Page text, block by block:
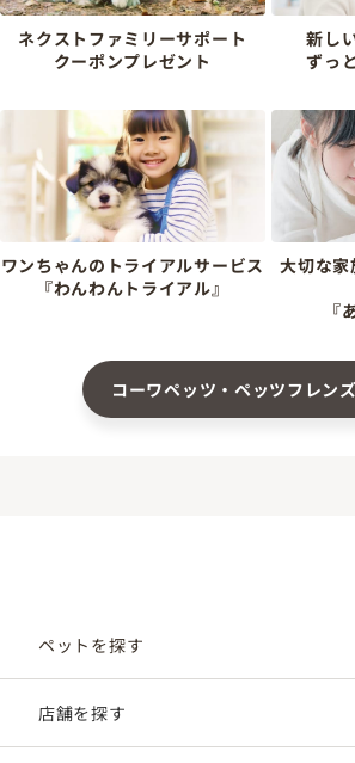
ネクストファミリーサポート
クーポンプレゼント
新し
ずっ
ワンちゃんのトライアルサービス
『わんわんトライアル』
大切な家
『
コーワペッツ・ペッツフレン
ペットを探す
店舗を探す